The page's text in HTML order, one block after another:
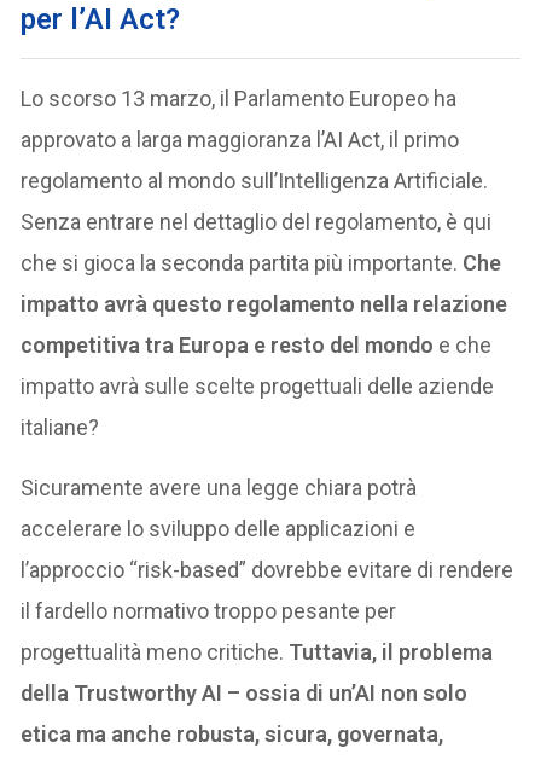
per l’AI Act?
Lo scorso 13 marzo, il Parlamento Europeo ha
approvato a larga maggioranza l’AI Act, il primo
regolamento al mondo sull’Intelligenza Artificiale.
Senza entrare nel dettaglio del regolamento, è qui
che si gioca la seconda partita più importante. Che
impatto avrà questo regolamento nella relazione
competitiva tra Europa e resto del mondo e che
impatto avrà sulle scelte progettuali delle aziende
italiane?
Sicuramente avere una legge chiara potrà
accelerare lo sviluppo delle applicazioni e
l’approccio “risk-based” dovrebbe evitare di rendere
il fardello normativo troppo pesante per
progettualità meno critiche. Tuttavia, il problema
della Trustworthy AI – ossia di un’AI non solo
etica ma anche robusta, sicura, governata,